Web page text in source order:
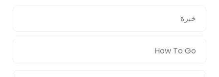
خبرة
How To Go